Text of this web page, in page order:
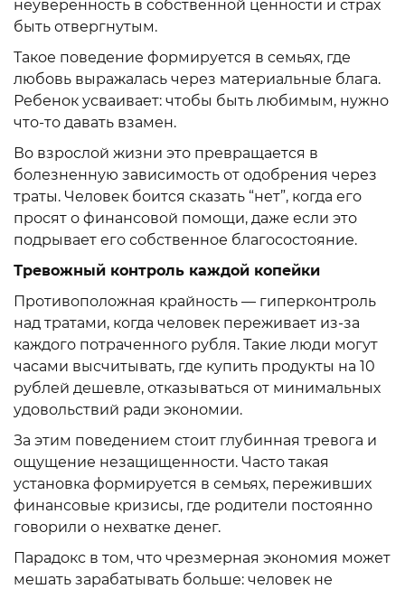
неуверенность в собственной ценности и страх
быть отвергнутым.
Такое поведение формируется в семьях, где
любовь выражалась через материальные блага.
Ребенок усваивает: чтобы быть любимым, нужно
что-то давать взамен.
Во взрослой жизни это превращается в
болезненную зависимость от одобрения через
траты. Человек боится сказать “нет”, когда его
просят о финансовой помощи, даже если это
подрывает его собственное благосостояние.
Тревожный контроль каждой копейки
Противоположная крайность — гиперконтроль
над тратами, когда человек переживает из-за
каждого потраченного рубля. Такие люди могут
часами высчитывать, где купить продукты на 10
рублей дешевле, отказываться от минимальных
удовольствий ради экономии.
За этим поведением стоит глубинная тревога и
ощущение незащищенности. Часто такая
установка формируется в семьях, переживших
финансовые кризисы, где родители постоянно
говорили о нехватке денег.
Парадокс в том, что чрезмерная экономия может
мешать зарабатывать больше: человек не